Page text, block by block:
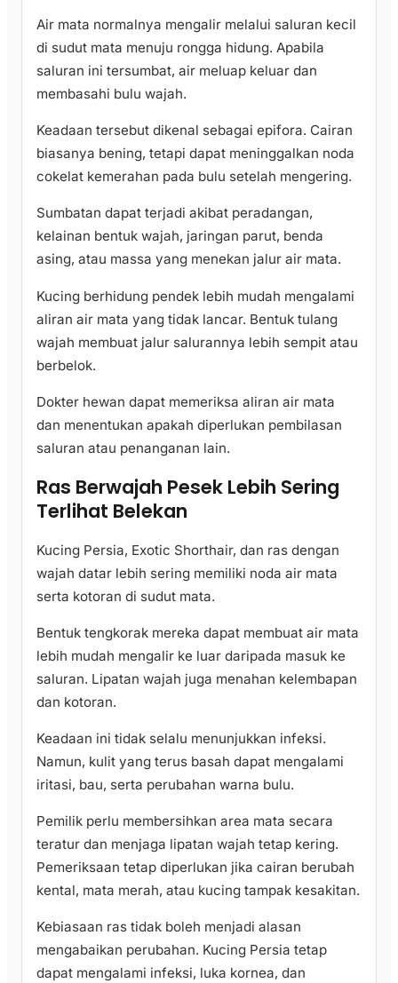
Air mata normalnya mengalir melalui saluran kecil
di sudut mata menuju rongga hidung. Apabila
saluran ini tersumbat, air meluap keluar dan
membasahi bulu wajah.
Keadaan tersebut dikenal sebagai epifora. Cairan
biasanya bening, tetapi dapat meninggalkan noda
cokelat kemerahan pada bulu setelah mengering.
Sumbatan dapat terjadi akibat peradangan,
kelainan bentuk wajah, jaringan parut, benda
asing, atau massa yang menekan jalur air mata.
Kucing berhidung pendek lebih mudah mengalami
aliran air mata yang tidak lancar. Bentuk tulang
wajah membuat jalur salurannya lebih sempit atau
berbelok.
Dokter hewan dapat memeriksa aliran air mata
dan menentukan apakah diperlukan pembilasan
saluran atau penanganan lain.
Ras Berwajah Pesek Lebih Sering
Terlihat Belekan
Kucing Persia, Exotic Shorthair, dan ras dengan
wajah datar lebih sering memiliki noda air mata
serta kotoran di sudut mata.
Bentuk tengkorak mereka dapat membuat air mata
lebih mudah mengalir ke luar daripada masuk ke
saluran. Lipatan wajah juga menahan kelembapan
dan kotoran.
Keadaan ini tidak selalu menunjukkan infeksi.
Namun, kulit yang terus basah dapat mengalami
iritasi, bau, serta perubahan warna bulu.
Pemilik perlu membersihkan area mata secara
teratur dan menjaga lipatan wajah tetap kering.
Pemeriksaan tetap diperlukan jika cairan berubah
kental, mata merah, atau kucing tampak kesakitan.
Kebiasaan ras tidak boleh menjadi alasan
mengabaikan perubahan. Kucing Persia tetap
dapat mengalami infeksi, luka kornea, dan